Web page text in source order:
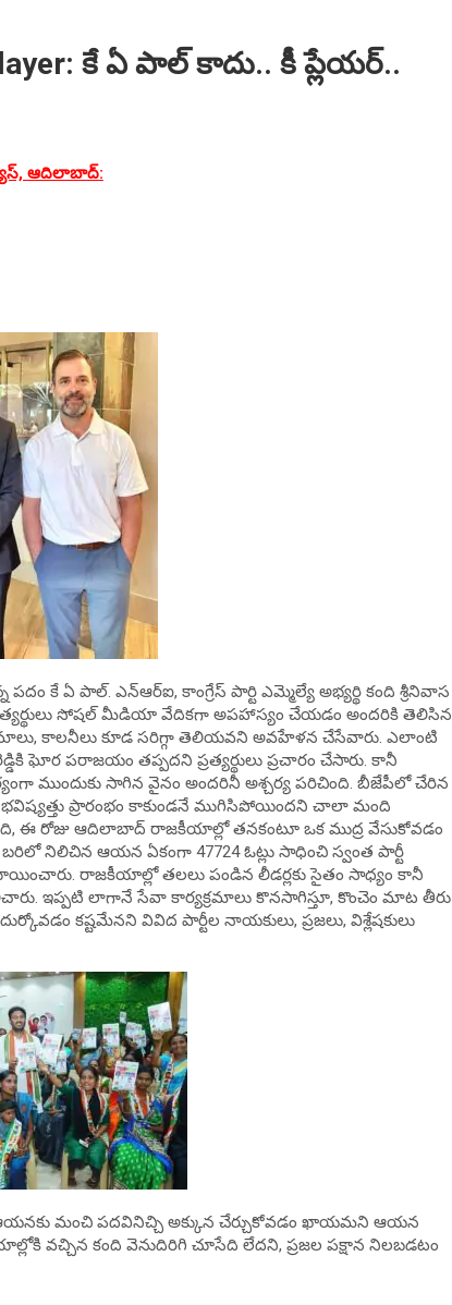
కే ఏ పాల్‌ కాదు.. కీ ప్లేయర్‌..
ఆదిలాబాద్‌:
కే ఏ పాల్‌. ఎన్‌ఆర్‌ఐ, కాంగ్రేస్‌ పార్టి ఎమ్మెల్యే అభ్యర్థి కంది శ్రీనివాస
సోషల్‌ మీడియా వేదికగా అపహాస్యం చేయడం అందరికి తెలిసిన
కాలనీలు కూడ సరిగ్గా తెలియవని అవహేళన చేసేవారు. ఎలాంటి
ఘోర పరాజయం తప్పదని ప్రత్యర్థులు ప్రచారం చేసారు. కానీ
ముందుకు సాగిన వైనం అందరినీ అశ్చర్య పరిచింది. బీజేపీలో చేరిన
భవిష్యత్తు ప్రారంభం కాకుండనే ముగిసిపోయిందని చాలా మంది
ఈ రోజు ఆదిలాబాద్‌ రాజకీయాల్లో తనకంటూ ఒక ముద్ర వేసుకోవడం
నిలిచిన ఆయన ఏకంగా 47724 ఓట్లు సాధించి స్వంత పార్టీ
మూయించారు. రాజకీయాల్లో తలలు పండిన లీడర్లకు సైతం సాధ్యం కానీ
ఇప్పటి లాగానే సేవా కార్యక్రమాలు కొనసాగిస్తూ, కొంచెం మాట తీరు
కష్టమేనని వివిద పార్టీల నాయకులు, ప్రజలు, విశ్లేషకులు
ఆయనకు మంచి పదవినిచ్చి అక్కున చేర్చుకోవడం ఖాయమని ఆయన
వచ్చిన కంది వెనుదిరిగి చూసేది లేదని, ప్రజల పక్షాన నిలబడటం